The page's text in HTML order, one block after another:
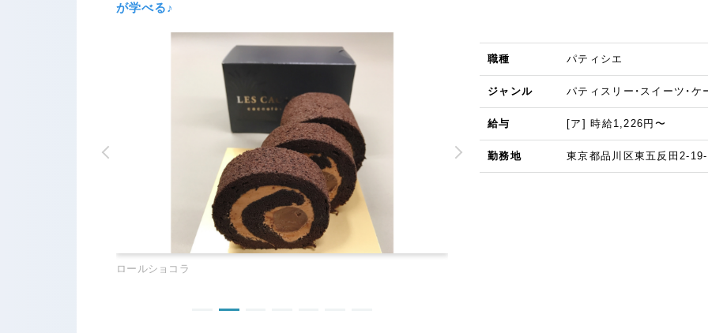
が学べる♪
ビスキュイフーレオショコラ
職種 パティシエ
ジャンル パティスリー・スイーツ・ケ
給与 [ア] 時給1,226円〜
勤務地 東京都品川区東五反田2-